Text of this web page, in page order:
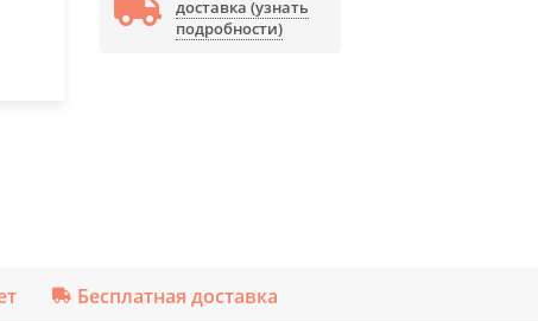
доставка (узнать
подробности)
Бесплатная доставка